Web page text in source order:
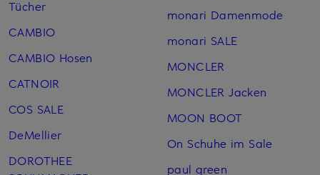
Tücher
CAMBIO
CAMBIO Hosen
CATNOIR
COS SALE
DeMellier
DOROTHEE
monari Damenmode
monari SALE
MONCLER
MONCLER Jacken
MOON BOOT
On Schuhe im Sale
paul green